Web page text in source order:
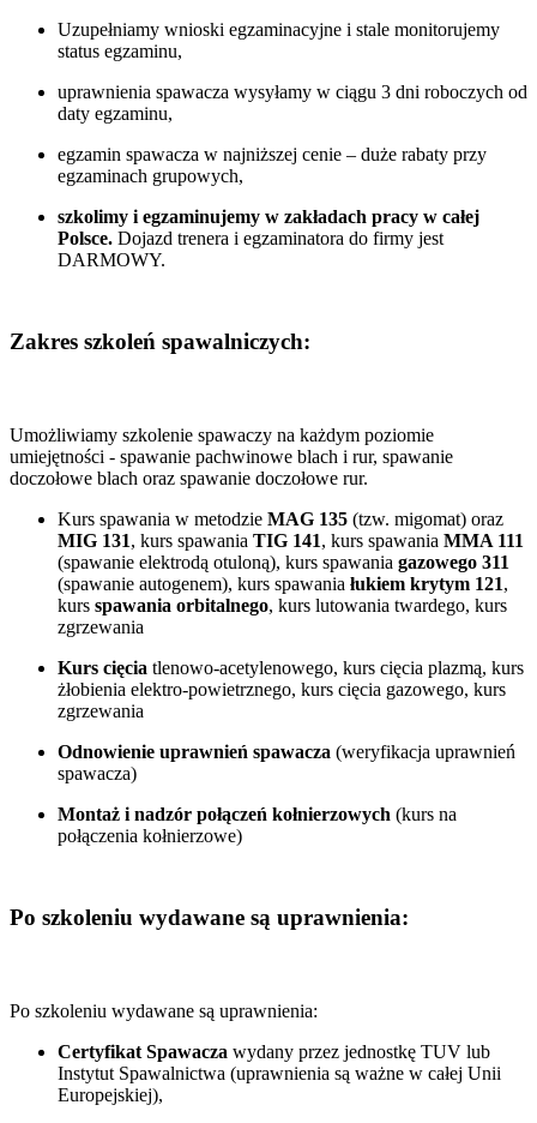
Uzupełniamy wnioski egzaminacyjne i stale monitorujemy
status egzaminu,
uprawnienia spawacza wysyłamy w ciągu 3 dni roboczych od
daty egzaminu,
egzamin spawacza w najniższej cenie – duże rabaty przy
egzaminach grupowych,
szkolimy i egzaminujemy w zakładach pracy w całej
Polsce. Dojazd trenera i egzaminatora do firmy jest
DARMOWY.
Zakres szkoleń spawalniczych:
Umożliwiamy szkolenie spawaczy na każdym poziomie
umiejętności - spawanie pachwinowe blach i rur, spawanie
doczołowe blach oraz spawanie doczołowe rur.
Kurs spawania w metodzie MAG 135 (tzw. migomat) oraz
MIG 131, kurs spawania TIG 141, kurs spawania MMA 111
(spawanie elektrodą otuloną), kurs spawania gazowego 311
(spawanie autogenem), kurs spawania łukiem krytym 121,
kurs spawania orbitalnego, kurs lutowania twardego, kurs
zgrzewania
Kurs cięcia tlenowo-acetylenowego, kurs cięcia plazmą, kurs
żłobienia elektro-powietrznego, kurs cięcia gazowego, kurs
zgrzewania
Odnowienie uprawnień spawacza (weryfikacja uprawnień
spawacza)
Montaż i nadzór połączeń kołnierzowych (kurs na
połączenia kołnierzowe)
Po szkoleniu wydawane są uprawnienia:
Po szkoleniu wydawane są uprawnienia:
Certyfikat Spawacza wydany przez jednostkę TUV lub
Instytut Spawalnictwa (uprawnienia są ważne w całej Unii
Europejskiej),